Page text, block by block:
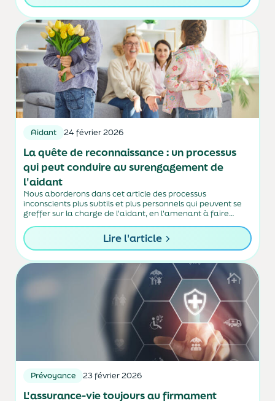
Aidant 24 février 2026
La quête de reconnaissance : un processus
qui peut conduire au surengagement de
l'aidant
Nous aborderons dans cet article des processus
inconscients plus subtils et plus personnels qui peuvent se
greffer sur la charge de l'aidant, en l'amenant à faire
s'épuiser ou de se sacrifier.Lire l'article
Prévoyance 23 février 2026
L'assurance-vie toujours au firmament